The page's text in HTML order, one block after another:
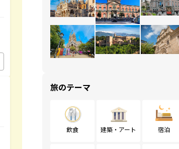
旅のテーマ
飲食 建築・アート 宿泊